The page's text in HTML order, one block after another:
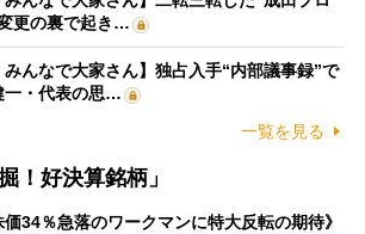
更の裏で起き…
みんなで大家さん】独占入手“内部議事録”で
一・代表の思…
一覧を見る
！好決算銘柄」
価34％急落のワークマンに特大反転の期待》